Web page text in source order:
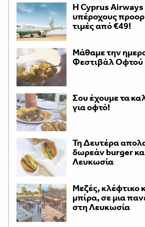
H Cyprus Airways
υπέροχους
τιμές από €49!
Μάθαμε την
Φεστιβάλ Οφτού
Σου έχουμε τα
για οφτό!
Τη Δευτέρα
δωρεάν burger
Λευκωσία
Μεζές, κλέφτικο
μπίρα, σε μια
στη Λευκωσία